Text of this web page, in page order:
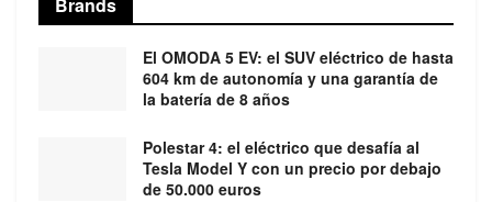
Brands
El OMODA 5 EV: el SUV eléctrico de hasta
604 km de autonomía y una garantía de
la batería de 8 años
Polestar 4: el eléctrico que desafía al
Tesla Model Y con un precio por debajo
de 50.000 euros